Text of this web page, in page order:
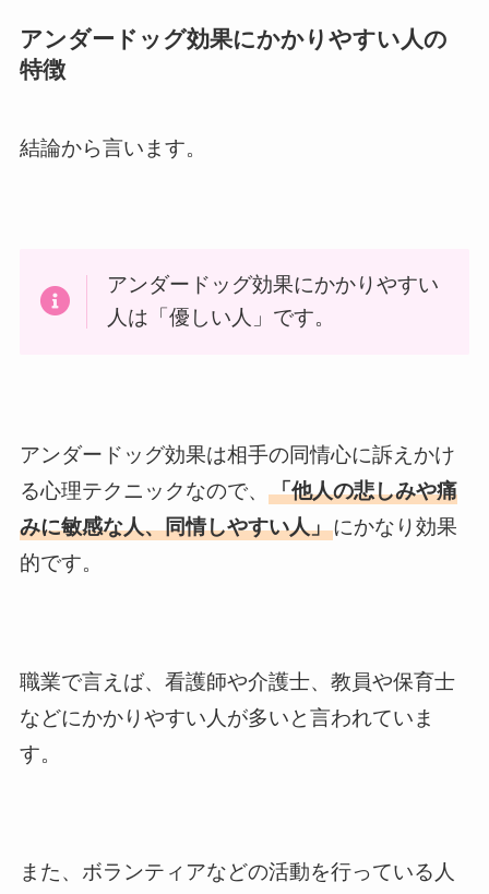
アンダードッグ効果にかかりやすい人の
特徴
結論から言います。
アンダードッグ効果にかかりやすい
人は「優しい人」です。
アンダードッグ効果は相手の同情心に訴えかけ
る心理テクニックなので、 「他人の悲しみや痛
みに敏感な人、同情しやすい人」にかなり効果
的です。
職業で言えば、看護師や介護士、教員や保育士
などにかかりやすい人が多いと言われていま
す。
また、ボランティアなどの活動を行っている人